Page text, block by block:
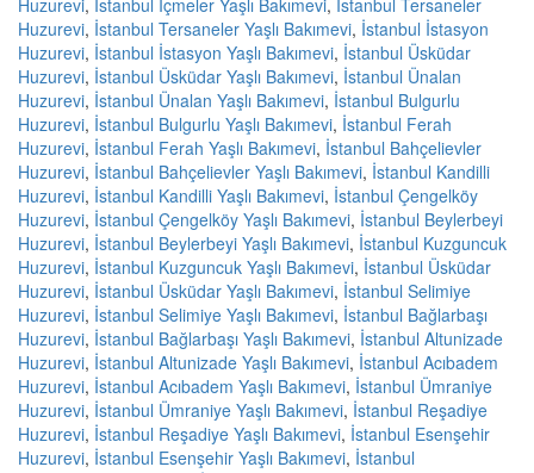
Huzurevi, İstanbul İçmeler Yaşlı Bakımevi, İstanbul Tersaneler
Huzurevi, İstanbul Tersaneler Yaşlı Bakımevi, İstanbul İstasyon
Huzurevi, İstanbul İstasyon Yaşlı Bakımevi, İstanbul Üsküdar
Huzurevi, İstanbul Üsküdar Yaşlı Bakımevi, İstanbul Ünalan
Huzurevi, İstanbul Ünalan Yaşlı Bakımevi, İstanbul Bulgurlu
Huzurevi, İstanbul Bulgurlu Yaşlı Bakımevi, İstanbul Ferah
Huzurevi, İstanbul Ferah Yaşlı Bakımevi, İstanbul Bahçelievler
Huzurevi, İstanbul Bahçelievler Yaşlı Bakımevi, İstanbul Kandilli
Huzurevi, İstanbul Kandilli Yaşlı Bakımevi, İstanbul Çengelköy
Huzurevi, İstanbul Çengelköy Yaşlı Bakımevi, İstanbul Beylerbeyi
Huzurevi, İstanbul Beylerbeyi Yaşlı Bakımevi, İstanbul Kuzguncuk
Huzurevi, İstanbul Kuzguncuk Yaşlı Bakımevi, İstanbul Üsküdar
Huzurevi, İstanbul Üsküdar Yaşlı Bakımevi, İstanbul Selimiye
Huzurevi, İstanbul Selimiye Yaşlı Bakımevi, İstanbul Bağlarbaşı
Huzurevi, İstanbul Bağlarbaşı Yaşlı Bakımevi, İstanbul Altunizade
Huzurevi, İstanbul Altunizade Yaşlı Bakımevi, İstanbul Acıbadem
Huzurevi, İstanbul Acıbadem Yaşlı Bakımevi, İstanbul Ümraniye
Huzurevi, İstanbul Ümraniye Yaşlı Bakımevi, İstanbul Reşadiye
Huzurevi, İstanbul Reşadiye Yaşlı Bakımevi, İstanbul Esenşehir
Huzurevi, İstanbul Esenşehir Yaşlı Bakımevi, İstanbul